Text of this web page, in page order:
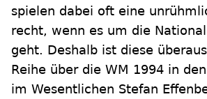
spielen dabei oft eine
recht, wenn es um die
geht. Deshalb ist diese
Reihe über die WM 1994 in
im Wesentlichen Stefan